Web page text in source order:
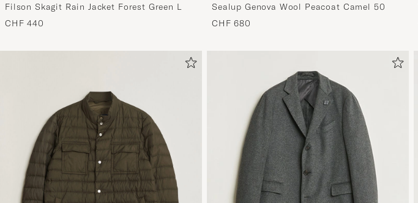
Filson Skagit Rain Jacket Forest Green L
CHF 440
Sealup Genova Wool Peacoat Camel 50
CHF 680